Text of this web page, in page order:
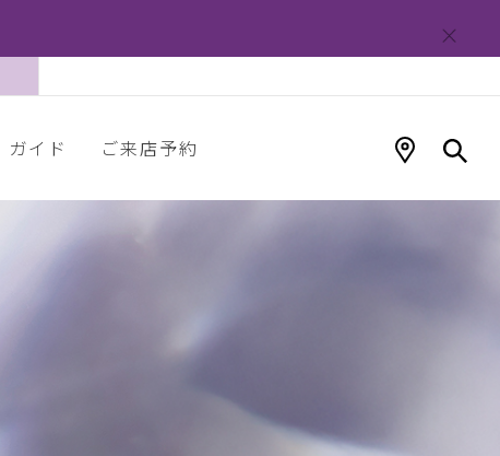
ガイド ご来店予約